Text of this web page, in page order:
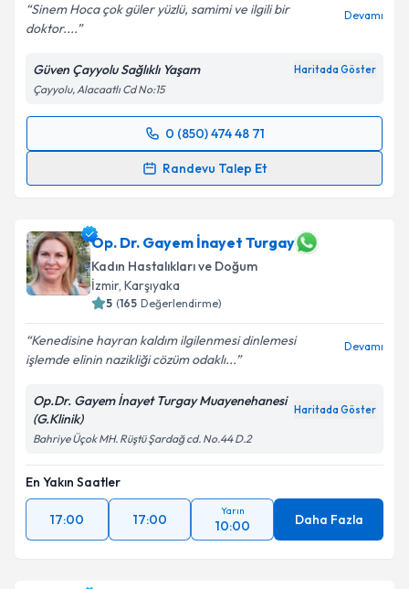
Sinem Hoca çok güler yüzlü, samimi ve ilgili bir
doktor....
Devamı
Güven Çayyolu Sağlıklı Yaşam Haritada Göster
Çayyolu, Alacaatlı Cd No:15
0 (850) 474 48 71
Randevu Talep Et
Randevu Takvimi Talebi
için bir takvim hazırlandığında e-posta ile
bilgilendireceğiz.
E-posta Adresiniz
Metni'ni okudum ve kişisel verilerimin belirtilen
Op. Dr. Gayem İnayet Turgay
Kadın Hastalıkları ve Doğum
İzmir, Karşıyaka
5 (165 Değerlendirme)
Kenedisine hayran kaldım ilgilenmesi dinlemesi
işlemde elinin nazikliği cözüm odaklı...
Devamı
Op.Dr. Gayem İnayet Turgay Muayenehanesi
(G.Klinik)
Haritada Göster
Bahriye Üçok MH. Rüştü Şardağ cd. No.44 D.2
En Yakın Saatler
17:00 17:00
Yarın
10:00 Daha Fazla